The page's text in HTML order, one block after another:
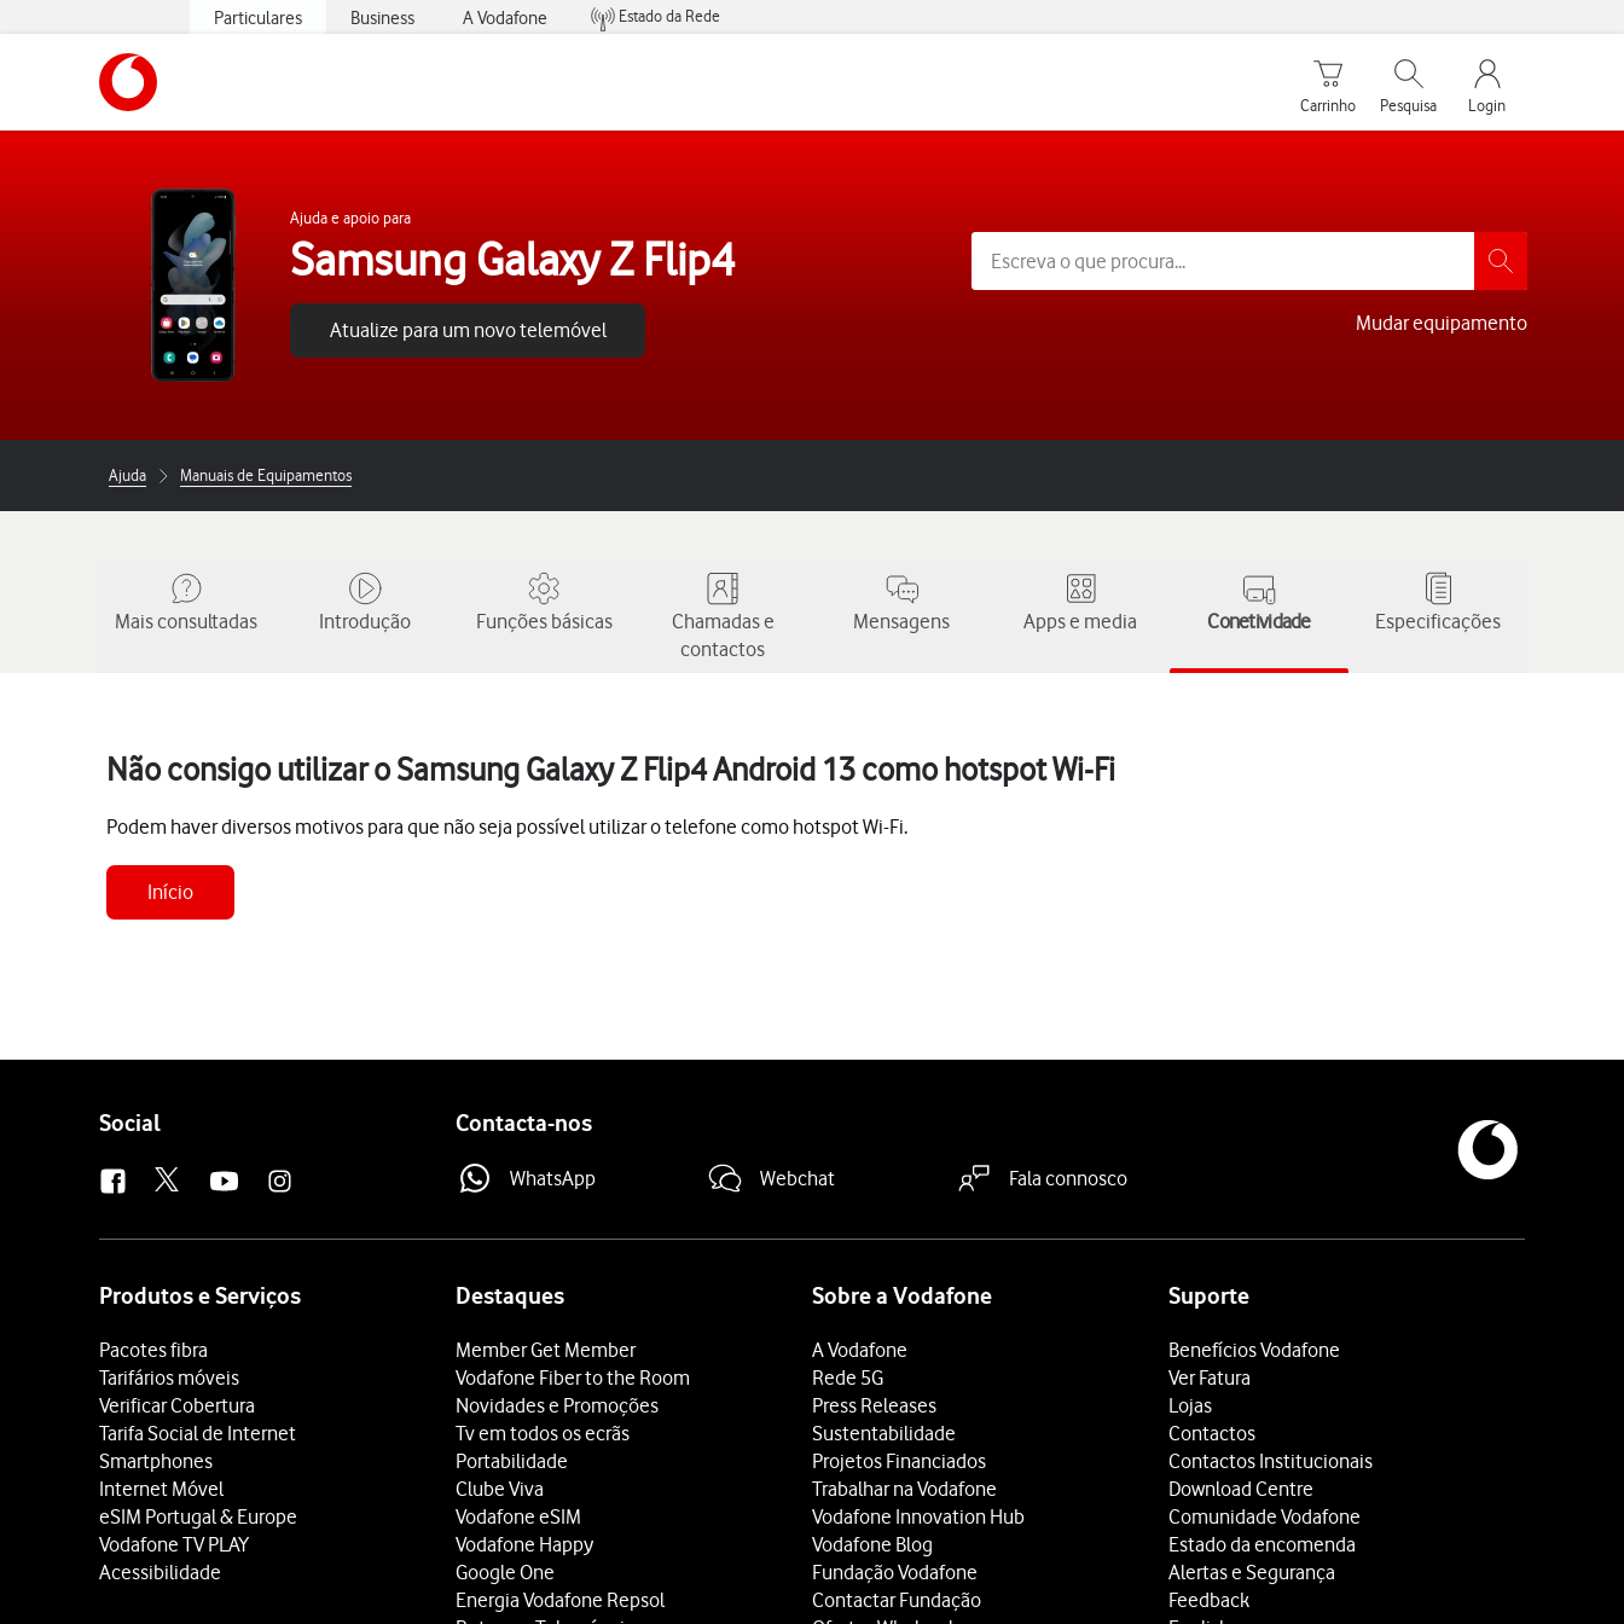
Particulares Business A Vodafone
Estado da Rede
Carrinho de compras
Carrinho
Pesquisar
Pesquisa
My Vodafone
Login
Ajuda e apoio para
Samsung Galaxy Z Flip4
Atualize para um novo telemóvel Mudar equipamento
Ajuda Manuais de Equipamentos
Mais consultadas Introdução Funções básicas
Chamadas e
contactos
Mensagens Apps e media Conetividade Especificações
Não consigo utilizar o Samsung Galaxy Z Flip4 Android 13 como hotspot Wi-Fi
Podem haver diversos motivos para que não seja possível utilizar o telefone como hotspot Wi-Fi.
Início
Follow
Social Contacta-nos
WhatsApp Webchat Fala connosco
Produtos e Serviços
Pacotes fibra
Tarifários móveis
Verificar Cobertura
Tarifa Social de Internet
Smartphones
Internet Móvel
eSIM Portugal & Europe
Vodafone TV PLAY
Acessibilidade
Destaques
Member Get Member
Vodafone Fiber to the Room
Novidades e Promoções
Tv em todos os ecrãs
Portabilidade
Clube Viva
Vodafone eSIM
Vodafone Happy
Google One
Energia Vodafone Repsol
Sobre a Vodafone
A Vodafone
Rede 5G
Press Releases
Sustentabilidade
Projetos Financiados
Trabalhar na Vodafone
Vodafone Innovation Hub
Vodafone Blog
Fundação Vodafone
Contactar Fundação
Suporte
Benefícios Vodafone
Ver Fatura
Lojas
Contactos
Contactos Institucionais
Download Centre
Comunidade Vodafone
Estado da encomenda
Alertas e Segurança
Feedback